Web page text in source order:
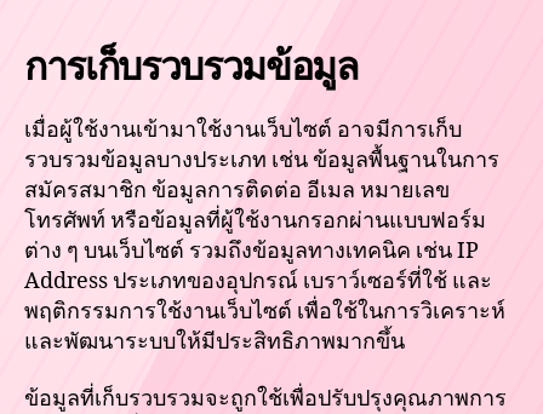
การเก็บรวบรวมข้อมูล
เมื่อผู้ใช้งานเข้ามาใช้งานเว็บไซต์ อาจมีการเก็บ
รวบรวมข้อมูลบางประเภท เช่น ข้อมูลพื้นฐานในการ
สมัครสมาชิก ข้อมูลการติดต่อ อีเมล หมายเลข
โทรศัพท์ หรือข้อมูลที่ผู้ใช้งานกรอกผ่านแบบฟอร์ม
ต่าง ๆ บนเว็บไซต์ รวมถึงข้อมูลทางเทคนิค เช่น IP
Address ประเภทของอุปกรณ์ เบราว์เซอร์ที่ใช้ และ
พฤติกรรมการใช้งานเว็บไซต์ เพื่อใช้ในการวิเคราะห์
และพัฒนาระบบให้มีประสิทธิภาพมากขึ้น
ข้อมูลที่เก็บรวบรวมจะถูกใช้เพื่อปรับปรุงคุณภาพการ